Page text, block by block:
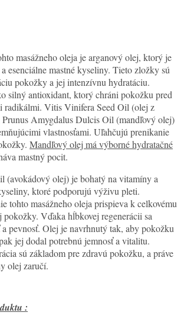
masážneho oleja je arganový olej, ktorý je
esenciálne mastné kyseliny. Tieto zložky sú
pokožky a jej intenzívnu hydratáciu.
silný antioxidant, ktorý chráni pokožku pred
radikálmi. Vitis Vinifera Seed Oil (olej z
Prunus Amygdalus Dulcis Oil (mandľový olej)
vlastnosťami. Uľahčujú prenikanie
Mandľový olej má výborné hydratačné
mastný pocit.
(avokádový olej) je bohatý na vitamíny a
ktoré podporujú výživu pleti.
tohto masážneho oleja prispieva k celkovému
pokožky. Vďaka hĺbkovej regenerácii sa
pevnosť. Olej je navrhnutý tak, aby pokožku
jej dodal potrebnú jemnosť a vitalitu.
sú základom pre zdravú pokožku, a práve
olej zaručí.
: